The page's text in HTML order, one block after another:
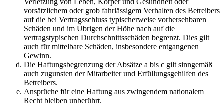
Verletzung von Leben, Körper und Gesundheit oder
vorsätzlichem oder grob fahrlässigem Verhalten des Betreibers
auf die bei Vertragsschluss typischerweise vorhersehbaren
Schäden und im Übrigen der Höhe nach auf die
vertragstypischen Durchschnittsschäden begrenzt. Dies gilt
auch für mittelbare Schäden, insbesondere entgangenen
Gewinn.
Die Haftungsbegrenzung der Absätze a bis c gilt sinngemäß
auch zugunsten der Mitarbeiter und Erfüllungsgehilfen des
Betreibers.
Ansprüche für eine Haftung aus zwingendem nationalem
Recht bleiben unberührt.